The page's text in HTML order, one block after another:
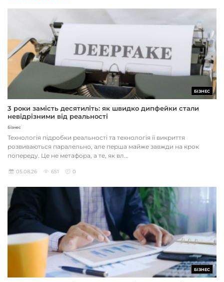
БІЗНЕС
3 роки замість десятиліть: як швидко дипфейки стали
невідрізними від реальності
Бізнес
Технологія підробки реальності та технологія її викриття
розвиваються паралельно, але перша майже завжди на крок
попереду. Це не метафора, а те, як вл...
05.08.26 651 0
БІЗНЕС